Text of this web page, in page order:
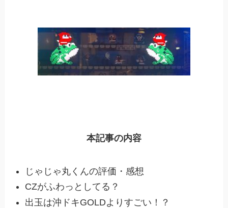
本記事の内容
じゃじゃ丸くんの評価・感想
CZがふわっとしてる？
出玉は沖ドキGOLDよりすごい！？